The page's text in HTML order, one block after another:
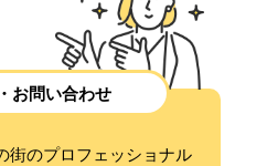
お問い合わせ
街のプロフェッショナル